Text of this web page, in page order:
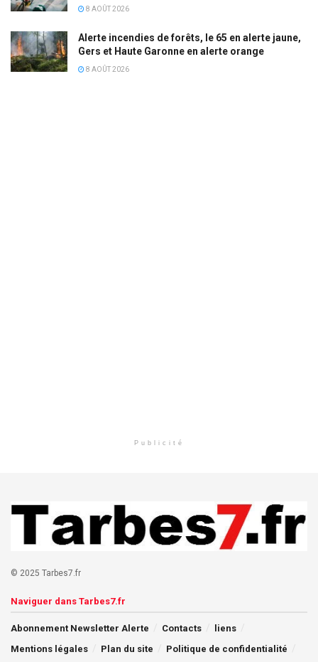
8 AOÛT 2026
Alerte incendies de forêts, le 65 en alerte jaune,
Gers et Haute Garonne en alerte orange
8 AOÛT 2026
Publicité
© 2025 Tarbes7.fr
Naviguer dans Tarbes7.fr
Abonnement Newsletter Alerte Contacts
liens
Mentions légales
Plan du site Politique de confidentialité